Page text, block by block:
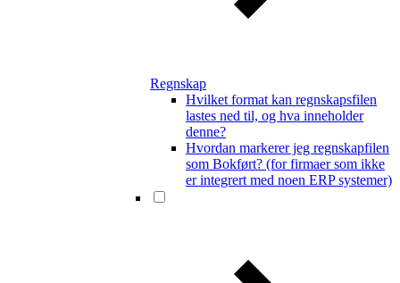
Regnskap
Hvilket format kan regnskapsfilen
lastes ned til, og hva inneholder
denne?
Hvordan markerer jeg regnskapfilen
som Bokført? (for firmaer som ikke
er integrert med noen ERP systemer)